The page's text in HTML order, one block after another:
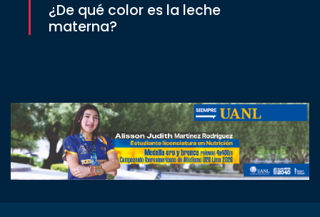
¿De qué color es la leche
materna?